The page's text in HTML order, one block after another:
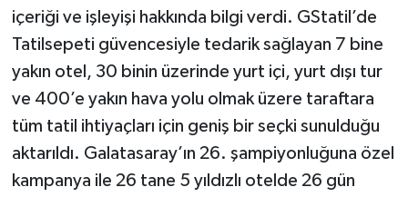
içeriği ve işleyişi hakkında bilgi verdi. GStatil’de
Tatilsepeti güvencesiyle tedarik sağlayan 7 bine
yakın otel, 30 binin üzerinde yurt içi, yurt dışı tur
ve 400’e yakın hava yolu olmak üzere taraftara
tüm tatil ihtiyaçları için geniş bir seçki sunulduğu
aktarıldı. Galatasaray’ın 26. şampiyonluğuna özel
kampanya ile 26 tane 5 yıldızlı otelde 26 gün